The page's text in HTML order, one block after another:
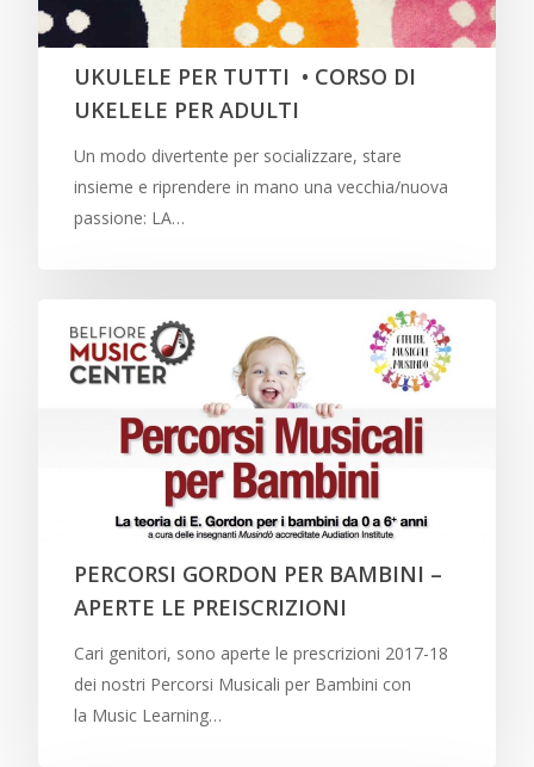
UKULELE PER TUTTI • CORSO DI
UKELELE PER ADULTI
Un modo divertente per socializzare, stare
insieme e riprendere in mano una vecchia/nuova
passione: LA…
PERCORSI GORDON PER BAMBINI –
APERTE LE PREISCRIZIONI
Cari genitori, sono aperte le prescrizioni 2017-18
dei nostri Percorsi Musicali per Bambini con
la Music Learning…